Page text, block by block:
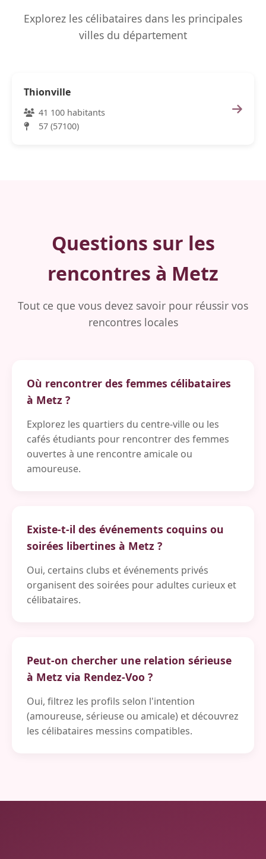
Explorez les célibataires dans les principales
villes du département
Thionville
41 100 habitants
57 (57100)
Questions sur les
rencontres à Metz
Tout ce que vous devez savoir pour réussir vos
rencontres locales
Où rencontrer des femmes célibataires
à Metz ?
Explorez les quartiers du centre-ville ou les
cafés étudiants pour rencontrer des femmes
ouvertes à une rencontre amicale ou
amoureuse.
Existe-t-il des événements coquins ou
soirées libertines à Metz ?
Oui, certains clubs et événements privés
organisent des soirées pour adultes curieux et
célibataires.
Peut-on chercher une relation sérieuse
à Metz via Rendez-Voo ?
Oui, filtrez les profils selon l'intention
(amoureuse, sérieuse ou amicale) et découvrez
les célibataires messins compatibles.